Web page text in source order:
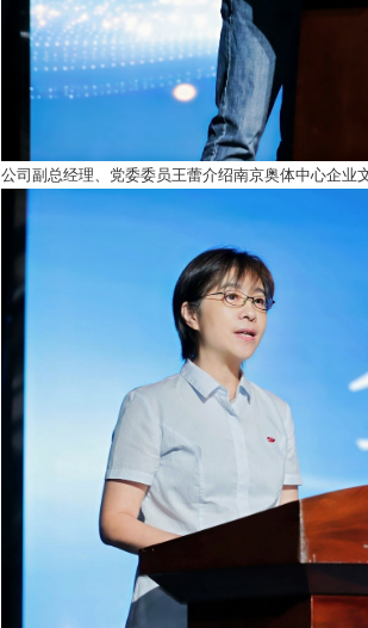
公司副总经理、党委委员王蕾介绍南京奥体中心企业